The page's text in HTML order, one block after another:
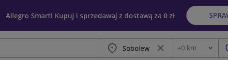
Allegro Smart! Kupuj i sprzedawaj z dostawą za 0 zł
Miasto Wyczyść frazę
Odległość
+0 km